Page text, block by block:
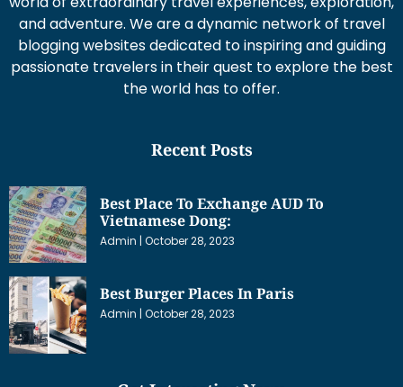
and adventure. We are a dynamic network of travel
blogging websites dedicated to inspiring and guiding
passionate travelers in their quest to explore the best
the world has to offer.
Recent Posts
Best Place To Exchange AUD To
Vietnamese Dong:
Admin October 28, 2023
Best Burger Places In Paris
Admin October 28, 2023